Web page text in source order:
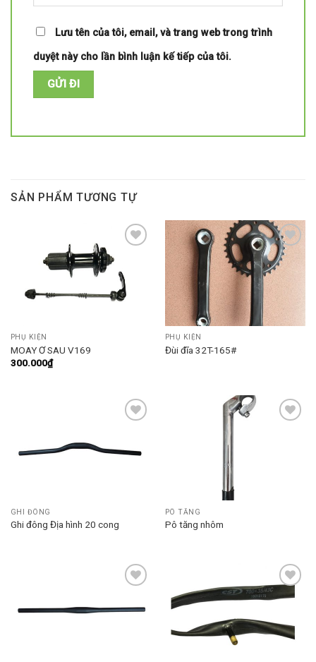
Lưu tên của tôi, email, và trang web trong trình
duyệt này cho lần bình luận kế tiếp của tôi.
SẢN PHẨM TƯƠNG TỰ
PHỤ KIỆN
MOAY Ơ SAU V169
300.000₫
Add to
wishlist
PHỤ KIỆN
Đùi đĩa 32T-165#
GHI ĐÔNG
Ghi đông Địa hình 20 cong
PÔ TĂNG
Pô tăng nhôm
wishlist
Add to